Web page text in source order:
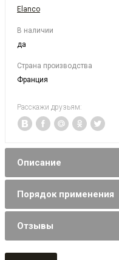
Elanco
В наличии
да
Страна производства
Франция
Расскажи друзьям:
Описание
Порядок применения
Отзывы